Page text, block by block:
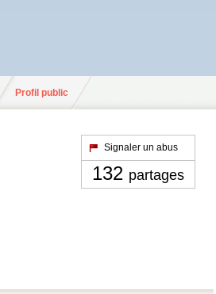
Profil public
Signaler un abus
132 partages